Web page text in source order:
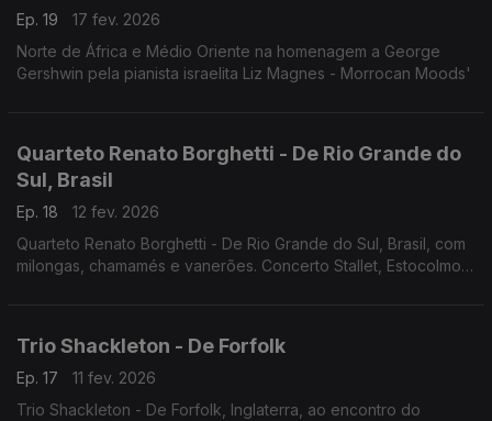
Ep. 19
17 fev. 2026
Norte de África e Médio Oriente na homenagem a George
Gershwin pela pianista israelita Liz Magnes - Morrocan Moods'
Quarteto Renato Borghetti - De Rio Grande do
Sul, Brasil
Ep. 18
12 fev. 2026
Quarteto Renato Borghetti - De Rio Grande do Sul, Brasil, com
milongas, chamamés e vanerões. Concerto Stallet, Estocolmo,
Trio Shackleton - De Forfolk
Ep. 17
11 fev. 2026
Trio Shackleton - De Forfolk, Inglaterra, ao encontro do